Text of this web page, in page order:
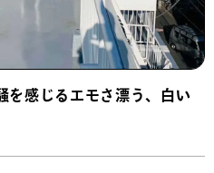
を感じるエモさ漂う、白い